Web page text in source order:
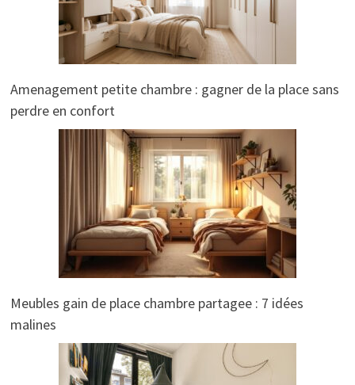
Amenagement petite chambre : gagner de la place sans
perdre en confort
Meubles gain de place chambre partagee : 7 idées
malines